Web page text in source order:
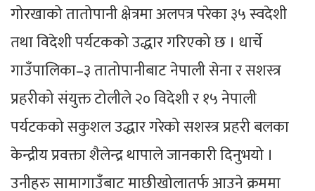
गोरखाको तातोपानी क्षेत्रमा अलपत्र परेका ३५ स्वदेशी
तथा विदेशी पर्यटकको उद्धार गरिएको छ । धार्चे
गाउँपालिका–३ तातोपानीबाट नेपाली सेना र सशस्त्र
प्रहरीको संयुक्त टोलीले २० विदेशी र १५ नेपाली
पर्यटकको सकुशल उद्धार गरेको सशस्त्र प्रहरी बलका
केन्द्रीय प्रवक्ता शैलेन्द्र थापाले जानकारी दिनुभयो ।
उनीहरु सामागाउँबाट माछीखोलातर्फ आउने क्रममा